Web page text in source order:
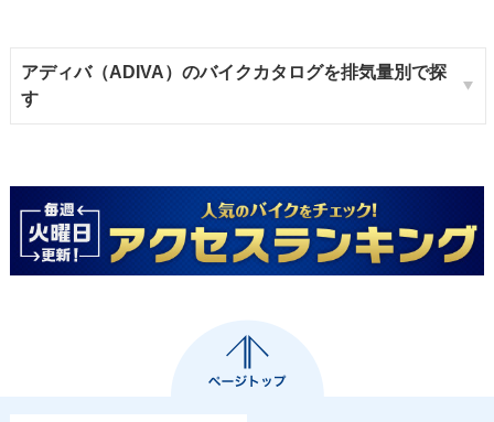
アディバ（ADIVA）のバイクカタログを排気量別で探
す